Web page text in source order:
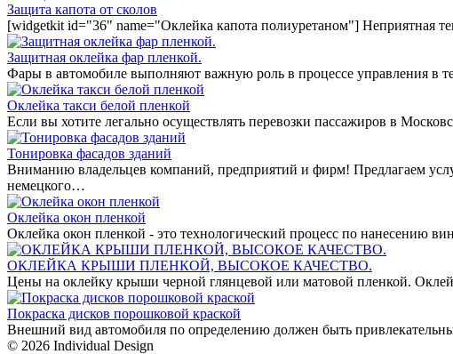
Защита капота от сколов
[widgetkit id="36" name="Оклейка капота полиуретаном"] Неприятная
Защитная оклейка фар пленкой.
Фары в автомобиле выполняют важную роль в процессе управления в
Оклейка такси белой пленкой
Если вы хотите легально осуществлять перевозки пассажиров в
Тонировка фасадов зданий
Вниманию владельцев компаний, предприятий и фирм! Предлагаем
немецкого…
Оклейка окон пленкой
Оклейка окон пленкой - это технологический процесс по нанесению
ОКЛЕЙКА КРЫШИ ПЛЕНКОЙ, ВЫСОКОЕ КАЧЕСТВО.
Цены на оклейку крыши черной глянцевой или матовой пленкой.
Покраска дисков порошковой краской
Внешний вид автомобиля по определению должен быть
© 2026 Individual Design